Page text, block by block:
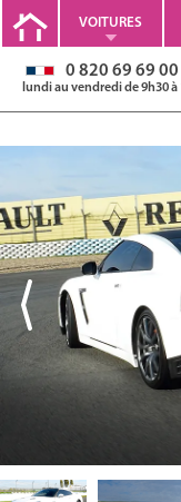
VOITURES
0 820 69 69 00
lundi au vendredi de 9h30 à